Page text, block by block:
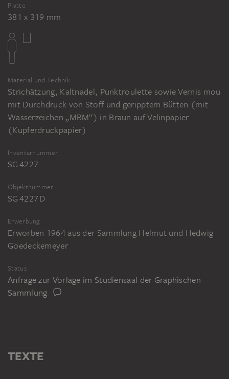
Platte
381 x 319 mm
Material und Technik
Strichätzung, Kaltnadel, Punktroulette sowie Vernis mou
mit Durchdruck von Stoff und geripptem Bütten (mit
Wasserzeichen „MBM“) in Braun auf Velinpapier
(Kupferdruckpapier)
Inventarnummer
SG 4227
Objektnummer
SG 4227 D
Erwerbung
Erworben 1964 aus der Sammlung Helmut und Hedwig
Goedeckemeyer
Status
Anfrage zur Vorlage im Studiensaal der Graphischen
Sammlung
TEXTE